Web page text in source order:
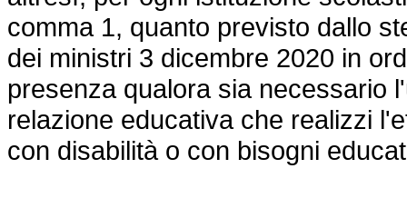
comma 1, quanto previsto dallo
dei ministri 3 dicembre 2020 in
presenza qualora sia necessario
relazione educativa che realizzi
con disabilità o con bisogni